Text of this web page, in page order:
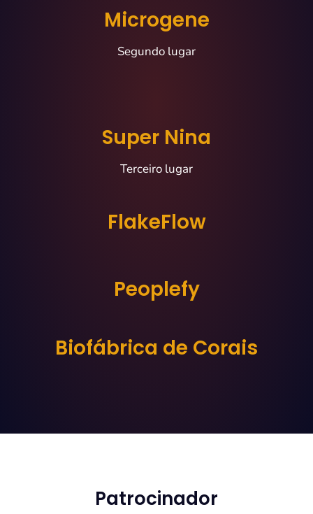
Microgene
Segundo lugar
Super Nina
Terceiro lugar
FlakeFlow
Peoplefy
Biofábrica de Corais
Patrocinador